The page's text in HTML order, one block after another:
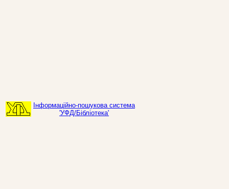
Інформаційно-пошукова система
'УФД/Бібліотека'